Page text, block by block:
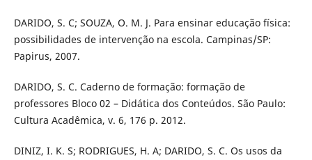
DARIDO, S. C; SOUZA, O. M. J. Para ensinar educação física:
possibilidades de intervenção na escola. Campinas/SP:
Papirus, 2007.
DARIDO, S. C. Caderno de formação: formação de
professores Bloco 02 – Didática dos Conteúdos. São Paulo:
Cultura Acadêmica, v. 6, 176 p. 2012.
DINIZ, I. K. S; RODRIGUES, H. A; DARIDO, S. C. Os usos da